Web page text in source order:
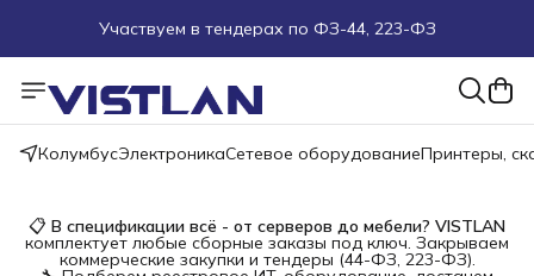
Участвуем в тендерах по ФЗ-44, 223-ФЗ
Более 100 000 позиций в наличии и под заказ
КолумбусЭлектроникаСетевое оборудованиеПринтеры,
📋 В спецификации всё - от серверов до мебели? VISTLAN
комплектует любые сборные заказы под ключ. Закрываем
коммерческие закупки и тендеры (44-ФЗ, 223-ФЗ).